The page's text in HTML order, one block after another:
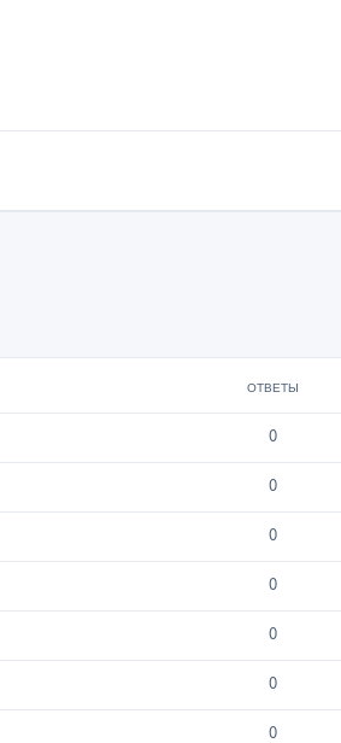
ОТВЕТЫ
0
0
0
0
0
0
0